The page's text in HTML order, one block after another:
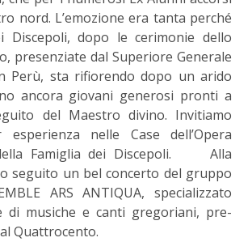
nord. L’emozione era tanta perché
Discepoli, dopo le cerimonie dello
presenziate dal Superiore Generale
Perù, sta rifiorendo dopo un arido
ancora giovani generosi pronti a
del Maestro divino. Invitiamo
nelle Case dell’Opera
Famiglia dei Discepoli. Alla
seguito un bel concerto del gruppo
ARS ANTIQUA, specializzato
di musiche e canti gregoriani, pre-
Quattrocento.